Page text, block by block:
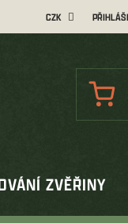
CZK
ZVĚŘINY